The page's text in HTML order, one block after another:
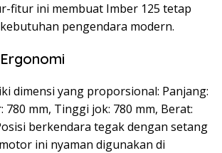
fitur ini membuat Imber 125 tetap
pengendara modern.
dimensi yang proporsional: Panjang:
780 mm, Tinggi jok: 780 mm, Berat:
berkendara tegak dengan setang
ini nyaman digunakan di